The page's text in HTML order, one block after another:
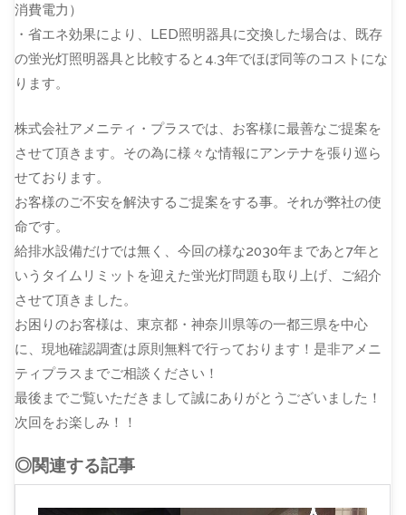
消費電力）
・省エネ効果により、LED照明器具に交換した場合は、既存
の蛍光灯照明器具と比較すると4.3年でほぼ同等のコストにな
ります。
株式会社アメニティ・プラスでは、お客様に最善なご提案を
させて頂きます。その為に様々な情報にアンテナを張り巡ら
せております。
お客様のご不安を解決するご提案をする事。それが弊社の使
命です。
給排水設備だけでは無く、今回の様な2030年まであと7年と
いうタイムリミットを迎えた蛍光灯問題も取り上げ、ご紹介
させて頂きました。
お困りのお客様は、東京都・神奈川県等の一都三県を中心
に、現地確認調査は原則無料で行っております！是非アメニ
ティプラスまでご相談ください！
最後までご覧いただきまして誠にありがとうございました！
次回をお楽しみ！！
◎関連する記事